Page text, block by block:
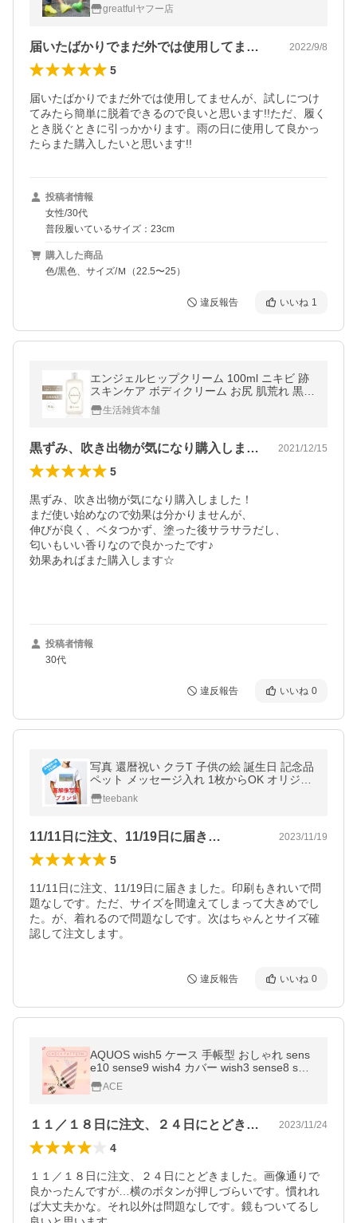
汚れ防止
greatfulヤフー店
届いたばかりでまだ外では使用してません… 2022/9/8
5
届いたばかりでまだ外では使用してませんが、試しにつけ
てみたら簡単に脱着できるので良いと思います!!ただ、履く
とき脱ぐときに引っかかります。雨の日に使用して良かっ
たらまた購入したいと思います!!
投稿者情報
女性/30代
普段履いているサイズ：23cm
購入した商品
色/黒色、サイズ/Ｍ（22.5〜25）
違反報告 いいね 1
エンジェルヒップクリーム 100ml ニキビ 跡
スキンケア ボディクリーム お尻 肌荒れ 黒ず
み 保湿 グリチルリチン酸2k ビタミンE おし
り 美容 医薬部外品 Aryumii
生活雑貨本舗
黒ずみ、吹き出物が気になり購入しました… 2021/12/15
5
黒ずみ、吹き出物が気になり購入しました！
まだ使い始めなので効果は分かりませんが、
伸びが良く、ベタつかず、塗った後サラサラだし、
匂いもいい香りなので良かったです♪
効果あればまた購入します☆
投稿者情報
30代
違反報告 いいね 0
写真 還暦祝い クラT 子供の絵 誕生日 記念品
ペット メッセージ入れ 1枚からOK オリジナ
ル プリント Tシャツ
teebank
11/11日に注文、11/19日に届き… 2023/11/19
5
11/11日に注文、11/19日に届きました。印刷もきれいで問
題なしです。ただ、サイズを間違えてしまって大きめでし
た。が、着れるので問題なしです。次はちゃんとサイズ確
認して注文します。
違反報告 いいね 0
AQUOS wish5 ケース 手帳型 おしゃれ sens
e10 sense9 wish4 カバー wish3 sense8 sen
se7 wish2 ケース wish Sense6 sense4 sens
e3 鏡 チェック 送料無料
ACE
１１／１８日に注文、２４日にとどきまし… 2023/11/24
4
１１／１８日に注文、２４日にとどきました。画像通りで
良かったんですが…横のボタンが押しづらいです。慣れれ
ば大丈夫かな。それ以外は問題なしです。鏡もついてるし